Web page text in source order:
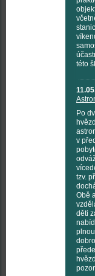
této
Po
v
tzv.
Obě
děti